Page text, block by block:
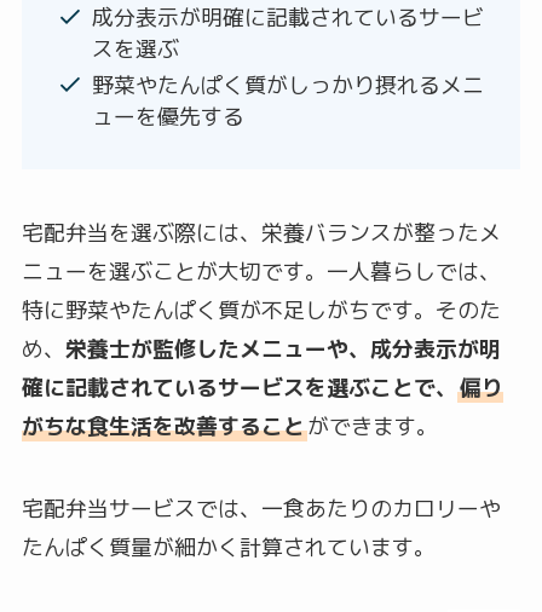
成分表示が明確に記載されているサービ
スを選ぶ
野菜やたんぱく質がしっかり摂れるメニ
ューを優先する
宅配弁当を選ぶ際には、栄養バランスが整ったメ
ニューを選ぶことが大切です。一人暮らしでは、
特に野菜やたんぱく質が不足しがちです。そのた
め、 栄養士が監修したメニューや、成分表示が明
確に記載されているサービスを選ぶことで、 偏り
がちな食生活を改善することができます。
宅配弁当サービスでは、一食あたりのカロリーや
たんぱく質量が細かく計算されています。